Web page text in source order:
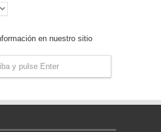
en nuestro sitio